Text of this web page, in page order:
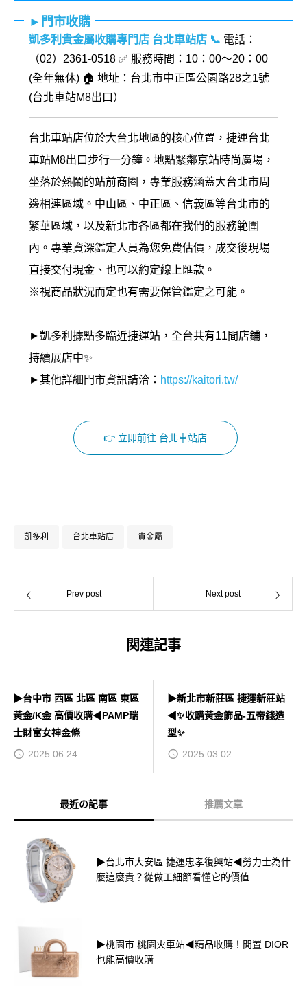
►門市收購
凱多利貴金屬收購專門店 台北車站店 📞 電話：
（02）2361-0518 ✅ 服務時間：10：00～20：00
(全年無休) 🏠 地址：台北市中正區公園路28之1號
(台北車站M8出口 ）
台北車站店位於大台北地區的核心位置，捷運台北
車站M8出口步行一分鐘。地點緊鄰京站時尚廣場，
坐落於熱鬧的站前商圈，專業服務涵蓋大台北市周
邊相連區域。中山區、中正區、信義區等台北市的
繁華區域，以及新北市各區都在我們的服務範圍
內 。 專業資深鑑定人員為您免費估價，成交後現場
直接交付現金、也可以約定線上匯款。
※視商品狀況而定也有需要保管鑑定之可能。
►凱多利據點多臨近捷運站，全台共有11間店鋪，
持續展店中✨
►其他詳細門市資訊請洽： https://kaitori.tw/
👉 立即前往 台北車站店
凱多利 台北車站店 貴金屬
Prev post Next post
関連記事
▶台中市 西區 北區 南區 東區
黃金/K金 高價收購◀PAMP瑞
士財富女神金條
2025.06.24
▶新北市新莊區 捷運新莊站
◀✨收購黃金飾品-五帝錢造
型✨
2025.03.02
最近の記事 推薦文章
▶台北市大安區 捷運忠孝復興站◀勞力士為什
麼這麼貴？從做工細節看懂它的價值
▶桃園市 桃園火車站◀精品收購！閒置 DIOR
也能高價收購